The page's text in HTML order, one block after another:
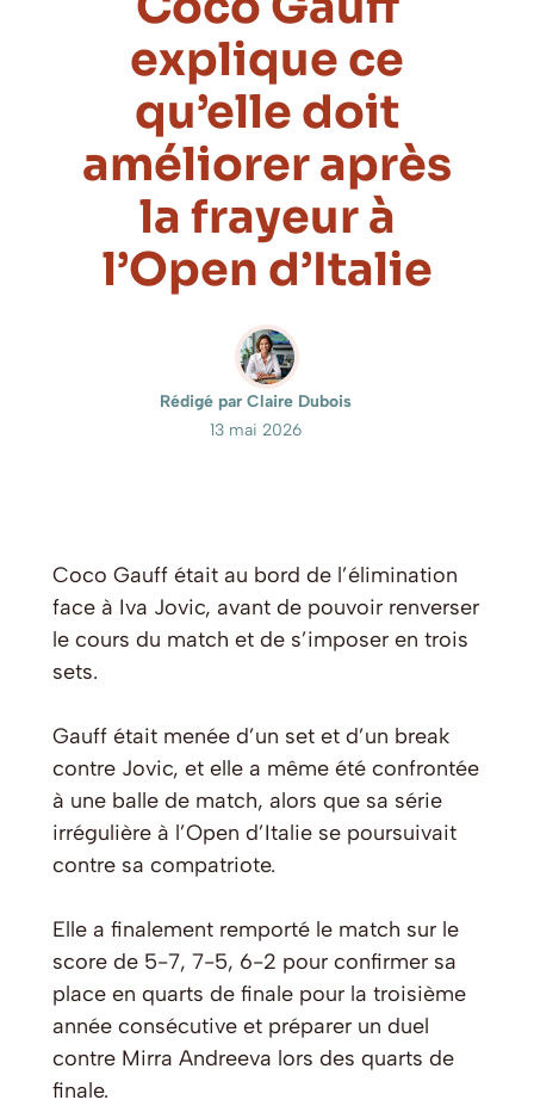
explique ce
qu’elle doit
améliorer après
la frayeur à
l’Open d’Italie
Rédigé par Claire Dubois
13 mai 2026
Coco Gauff était au bord de l’élimination
face à Iva Jovic, avant de pouvoir renverser
le cours du match et de s’imposer en trois
sets.
Gauff était menée d’un set et d’un break
contre Jovic, et elle a même été confrontée
à une balle de match, alors que sa série
irrégulière à l’Open d’Italie se poursuivait
contre sa compatriote.
Elle a finalement remporté le match sur le
score de 5-7, 7-5, 6-2 pour confirmer sa
place en quarts de finale pour la troisième
année consécutive et préparer un duel
contre Mirra Andreeva lors des quarts de
finale.